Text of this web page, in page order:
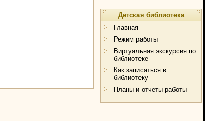
Детская библиотека
Главная
Режим работы
Виртуальная экскурсия по
библиотеке
Как записаться в
библиотеку
Планы и отчеты работы